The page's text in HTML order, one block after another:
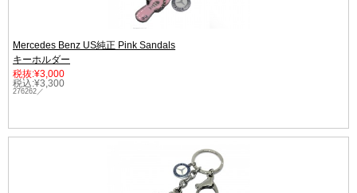
Mercedes Benz US純正 Pink Sandals
キーホルダー
税抜:¥3,000
税込:¥3,300
276262／